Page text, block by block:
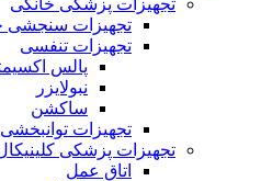
تجهیزات پزشکی خانگی
تجهیزات سنجشی
تجهیزات تنفسی
پالس
نبولایزر
ساکشن
تجهیزات توانبخشی
تجهیزات پزشکی
اتاق عمل